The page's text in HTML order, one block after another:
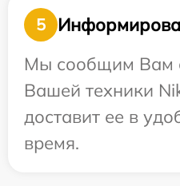
5
Мы сообщим Вам
Вашей техники
доставит ее в
время.